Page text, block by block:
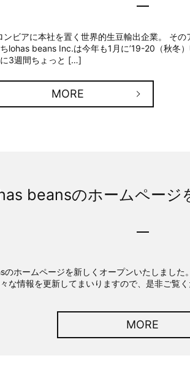
ビアに本社を置く世界的生豆輸出企業。 その
lohas beans Inc.は今年も1月に’19-20（秋冬
3週間ちょっと […]
MORE
beansのホームページ
ホームページを新しくオープンいたしました
な情報を更新してまいりますので、是非ご覧く
MORE